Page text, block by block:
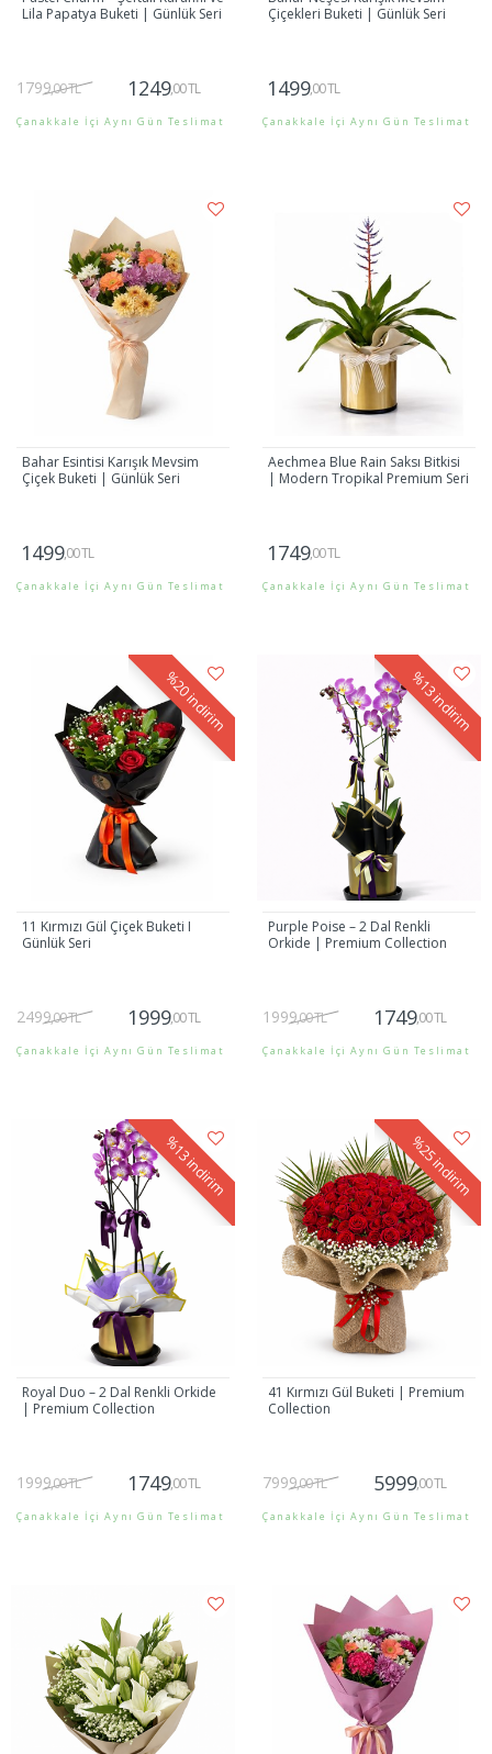
Lila Papatya Buketi | Günlük Seri
1799,00 TL 1249,00 TL
Çanakkale İçi Aynı Gün Teslimat
Çiçekleri Buketi | Günlük Seri
1499,00 TL
Çanakkale İçi Aynı Gün Teslimat
Bahar Esintisi Karışık Mevsim
Çiçek Buketi | Günlük Seri
1499,00 TL
Çanakkale İçi Aynı Gün Teslimat
Aechmea Blue Rain Saksı Bitkisi
| Modern Tropikal Premium Seri
1749,00 TL
Çanakkale İçi Aynı Gün Teslimat
%20
indirim
11 Kırmızı Gül Çiçek Buketi I
Günlük Seri
2499,00 TL 1999,00 TL
Çanakkale İçi Aynı Gün Teslimat
%13
indirim
Purple Poise – 2 Dal Renkli
Orkide | Premium Collection
1999,00 TL 1749,00 TL
Çanakkale İçi Aynı Gün Teslimat
%13
indirim
Royal Duo – 2 Dal Renkli Orkide
| Premium Collection
1999,00 TL 1749,00 TL
Çanakkale İçi Aynı Gün Teslimat
%25
indirim
41 Kırmızı Gül Buketi | Premium
Collection
7999,00 TL 5999,00 TL
Çanakkale İçi Aynı Gün Teslimat